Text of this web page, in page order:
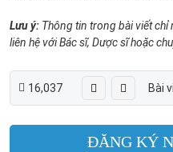
Lưu ý: Thông tin trong bài viết chỉ
liên hệ với Bác sĩ, Dược sĩ hoặc
16,037 Bài
ĐĂNG KÝ